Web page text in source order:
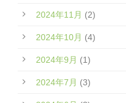
2024年11月 (2)
2024年10月 (4)
2024年9月 (1)
2024年7月 (3)